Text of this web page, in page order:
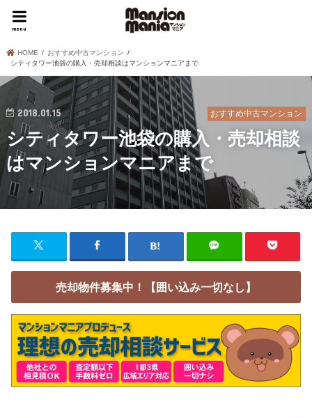
menu
HOME
おすすめ中古マンション
シティタワー池袋の購入・売却相談はマンションマニアまで
おすすめ中古マンション
2018.01.15
シティタワー池袋の購入・売却相談
はマンションマニアまで
売却物件募集中！【囲い込み一切なし】